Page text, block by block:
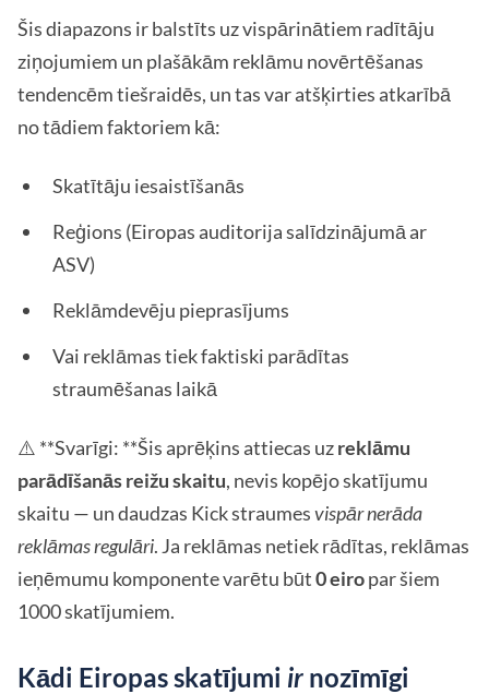
Šis diapazons ir balstīts uz vispārinātiem radītāju
ziņojumiem un plašākām reklāmu novērtēšanas
tendencēm tiešraidēs, un tas var atšķirties atkarībā
no tādiem faktoriem kā:
Skatītāju iesaistīšanās
Reģions (Eiropas auditorija salīdzinājumā ar
ASV)
Reklāmdevēju pieprasījums
Vai reklāmas tiek faktiski parādītas
straumēšanas laikā
⚠️ **Svarīgi: **Šis aprēķins attiecas uzreklāmu
parādīšanās reižu skaitu, nevis kopējo skatījumu
skaitu — un daudzas Kick straumesvispār nerāda
reklāmas regulāri. Ja reklāmas netiek rādītas, reklāmas
ieņēmumu komponente varētu būt0 eiropar šiem
1000 skatījumiem.
Kādi Eiropas skatījumi ir nozīmīgi